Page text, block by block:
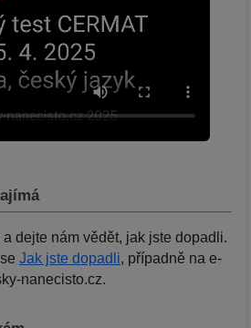
dejte nám vědět, jak jste dopadli.
Jak jste dopadli, případně na e-
nanecisto.cz.